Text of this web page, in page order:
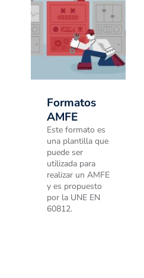
Formatos
AMFE
Este formato es
una plantilla que
puede ser
utilizada para
realizar un AMFE
y es propuesto
por la UNE EN
60812.